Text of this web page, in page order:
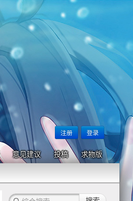
注册 登录
意见建议 投稿 求物版